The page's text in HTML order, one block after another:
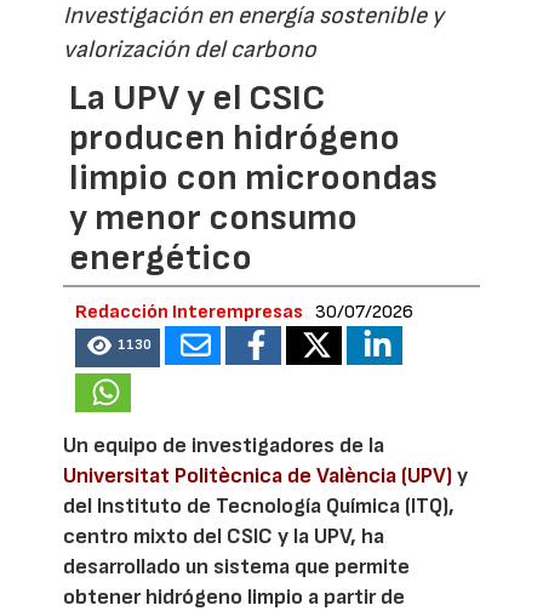
Investigación en energía sostenible y
valorización del carbono
La UPV y el CSIC
producen hidrógeno
limpio con microondas
y menor consumo
energético
Redacción Interempresas 30/07/2026
1130
Un equipo de investigadores de la
Universitat Politècnica de València (UPV)y
del Instituto de Tecnología Química (ITQ),
centro mixto del CSIC y la UPV, ha
desarrollado un sistema que permite
obtener hidrógeno limpio a partir de